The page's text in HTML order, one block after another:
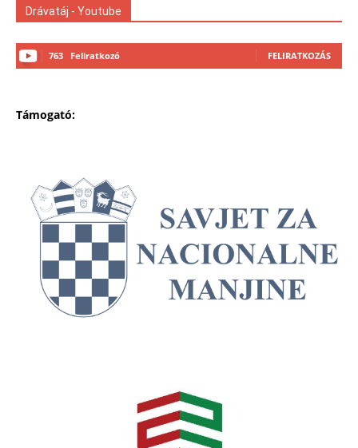
Drávatáj - Youtube
763 Feliratkozó FELIRATKOZÁS
Támogató: